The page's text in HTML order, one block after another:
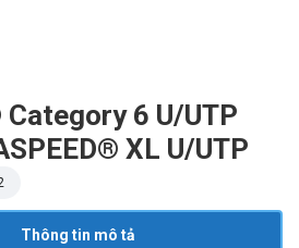
6 U/UTP
XL U/UTP
Thông tin mô tả